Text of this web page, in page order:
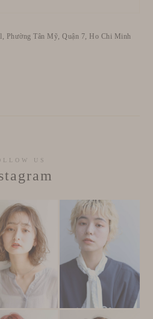
Phường Tân Mỹ, Quận 7, Ho Chi Minh
US